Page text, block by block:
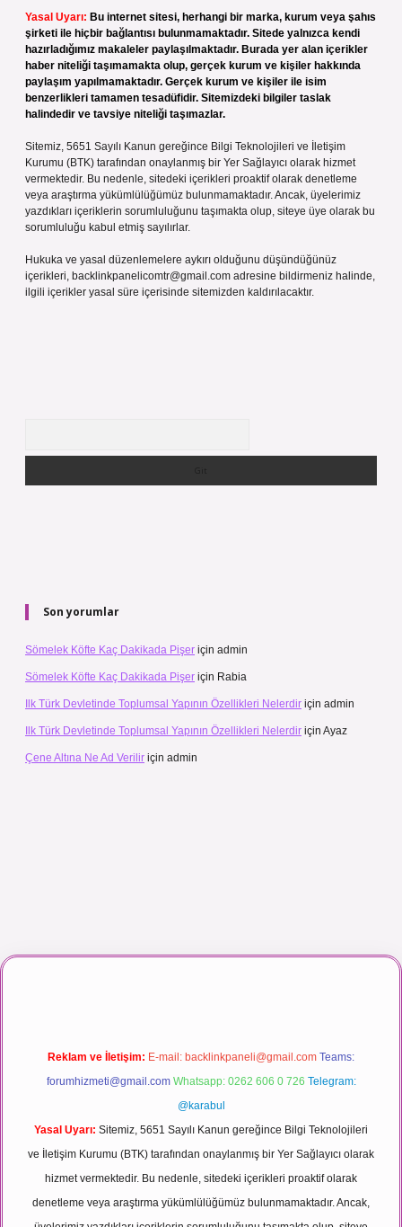
Yasal Uyarı: Bu internet sitesi, herhangi bir marka, kurum veya şahıs
şirketi ile hiçbir bağlantısı bulunmamaktadır. Sitede yalnızca kendi
hazırladığımız makaleler paylaşılmaktadır. Burada yer alan içerikler
haber niteliği taşımamakta olup, gerçek kurum ve kişiler hakkında
paylaşım yapılmamaktadır. Gerçek kurum ve kişiler ile isim
benzerlikleri tamamen tesadüfidir. Sitemizdeki bilgiler taslak
halindedir ve tavsiye niteliği taşımazlar.
Sitemiz, 5651 Sayılı Kanun gereğince Bilgi Teknolojileri ve İletişim
Kurumu (BTK) tarafından onaylanmış bir Yer Sağlayıcı olarak hizmet
vermektedir. Bu nedenle, sitedeki içerikleri proaktif olarak denetleme
veya araştırma yükümlülüğümüz bulunmamaktadır. Ancak, üyelerimiz
yazdıkları içeriklerin sorumluluğunu taşımakta olup, siteye üye olarak bu
sorumluluğu kabul etmiş sayılırlar.
Hukuka ve yasal düzenlemelere aykırı olduğunu düşündüğünüz
içerikleri, backlinkpanelicomtr@gmail.com adresine bildirmeniz halinde,
ilgili içerikler yasal süre içerisinde sitemizden kaldırılacaktır.
Son yorumlar
Sömelek Köfte Kaç Dakikada Pişer için admin
Sömelek Köfte Kaç Dakikada Pişer için Rabia
Ilk Türk Devletinde Toplumsal Yapının Özellikleri Nelerdir için admin
Ilk Türk Devletinde Toplumsal Yapının Özellikleri Nelerdir için Ayaz
Çene Altına Ne Ad Verilir için admin
izle
Reklam ve İletişim: E-mail: backlinkpaneli@gmail.com Teams:
forumhizmeti@gmail.com Whatsapp: 0262 606 0 726 Telegram:
@karabul
Yasal Uyarı: Sitemiz, 5651 Sayılı Kanun gereğince Bilgi Teknolojileri
ve İletişim Kurumu (BTK) tarafından onaylanmış bir Yer Sağlayıcı olarak
hizmet vermektedir. Bu nedenle, sitedeki içerikleri proaktif olarak
denetleme veya araştırma yükümlülüğümüz bulunmamaktadır. Ancak,